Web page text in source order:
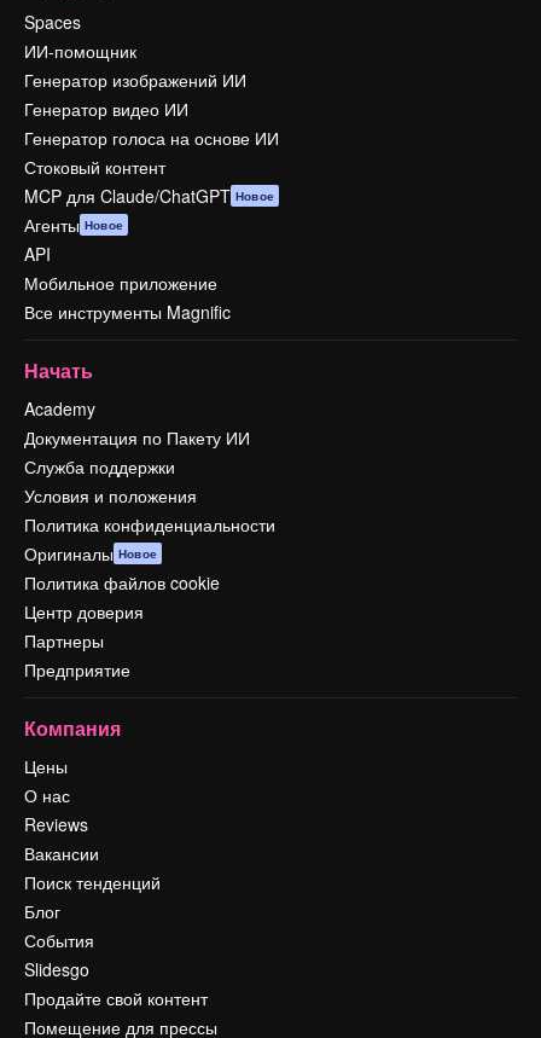
Spaces
ИИ-помощник
Генератор изображений ИИ
Генератор видео ИИ
Генератор голоса на основе ИИ
Стоковый контент
MCP для Claude/ChatGPT Новое
Агенты Новое
API
Мобильное приложение
Все инструменты Magnific
Начать
Academy
Документация по Пакету ИИ
Служба поддержки
Условия и положения
Политика конфиденциальности
Оригиналы Новое
Политика файлов cookie
Центр доверия
Партнеры
Предприятие
Компания
Цены
О нас
Reviews
Вакансии
Поиск тенденций
Блог
События
Slidesgo
Продайте свой контент
Помещение для прессы